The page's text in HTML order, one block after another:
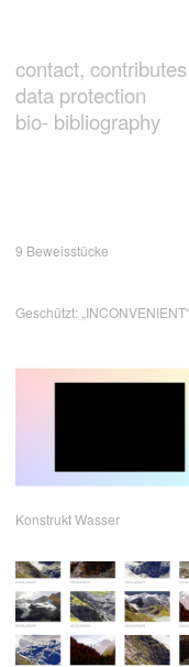
contact, contributes
data protection
bio- bibliography
9 Beweisstücke
Geschützt:
Konstrukt Wasser